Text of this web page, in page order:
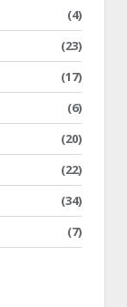
(4)
(23)
(17)
(6)
(20)
(22)
(34)
(7)